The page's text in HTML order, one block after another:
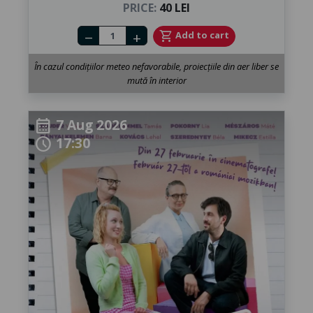
PRICE: 40 LEI
Number of tickets
remove add shopping_cart Add to cart
În cazul condițiilor meteo nefavorabile, proiecțiile din aer liber se
mută în interior
calendar_month7 Aug 2026
schedule17:30